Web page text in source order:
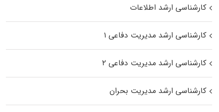
کارشناسی ارشد اطلاعات
کارشناسی ارشد مدیریت دفاعی ۱
کارشناسی ارشد مدیریت دفاعی ۲
کارشناسی ارشد مدیریت بحران